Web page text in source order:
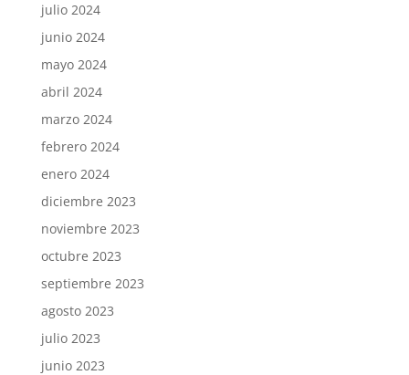
julio 2024
junio 2024
mayo 2024
abril 2024
marzo 2024
febrero 2024
enero 2024
diciembre 2023
noviembre 2023
octubre 2023
septiembre 2023
agosto 2023
julio 2023
junio 2023